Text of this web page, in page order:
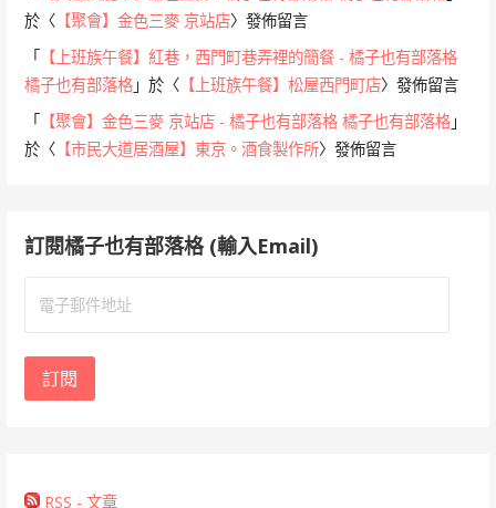
於〈 【聚會】金色三麥 京站店〉發佈留言
「 【上班族午餐】紅巷，西門町巷弄裡的簡餐 - 橘子也有部落格
橘子也有部落格 」於〈 【上班族午餐】松屋西門町店〉發佈留言
「 【聚會】金色三麥 京站店 - 橘子也有部落格 橘子也有部落格 」
於〈 【市民大道居酒屋】東京。酒食製作所〉發佈留言
訂閱橘子也有部落格 (輸入Email)
地
訂閱
RSS - 文章